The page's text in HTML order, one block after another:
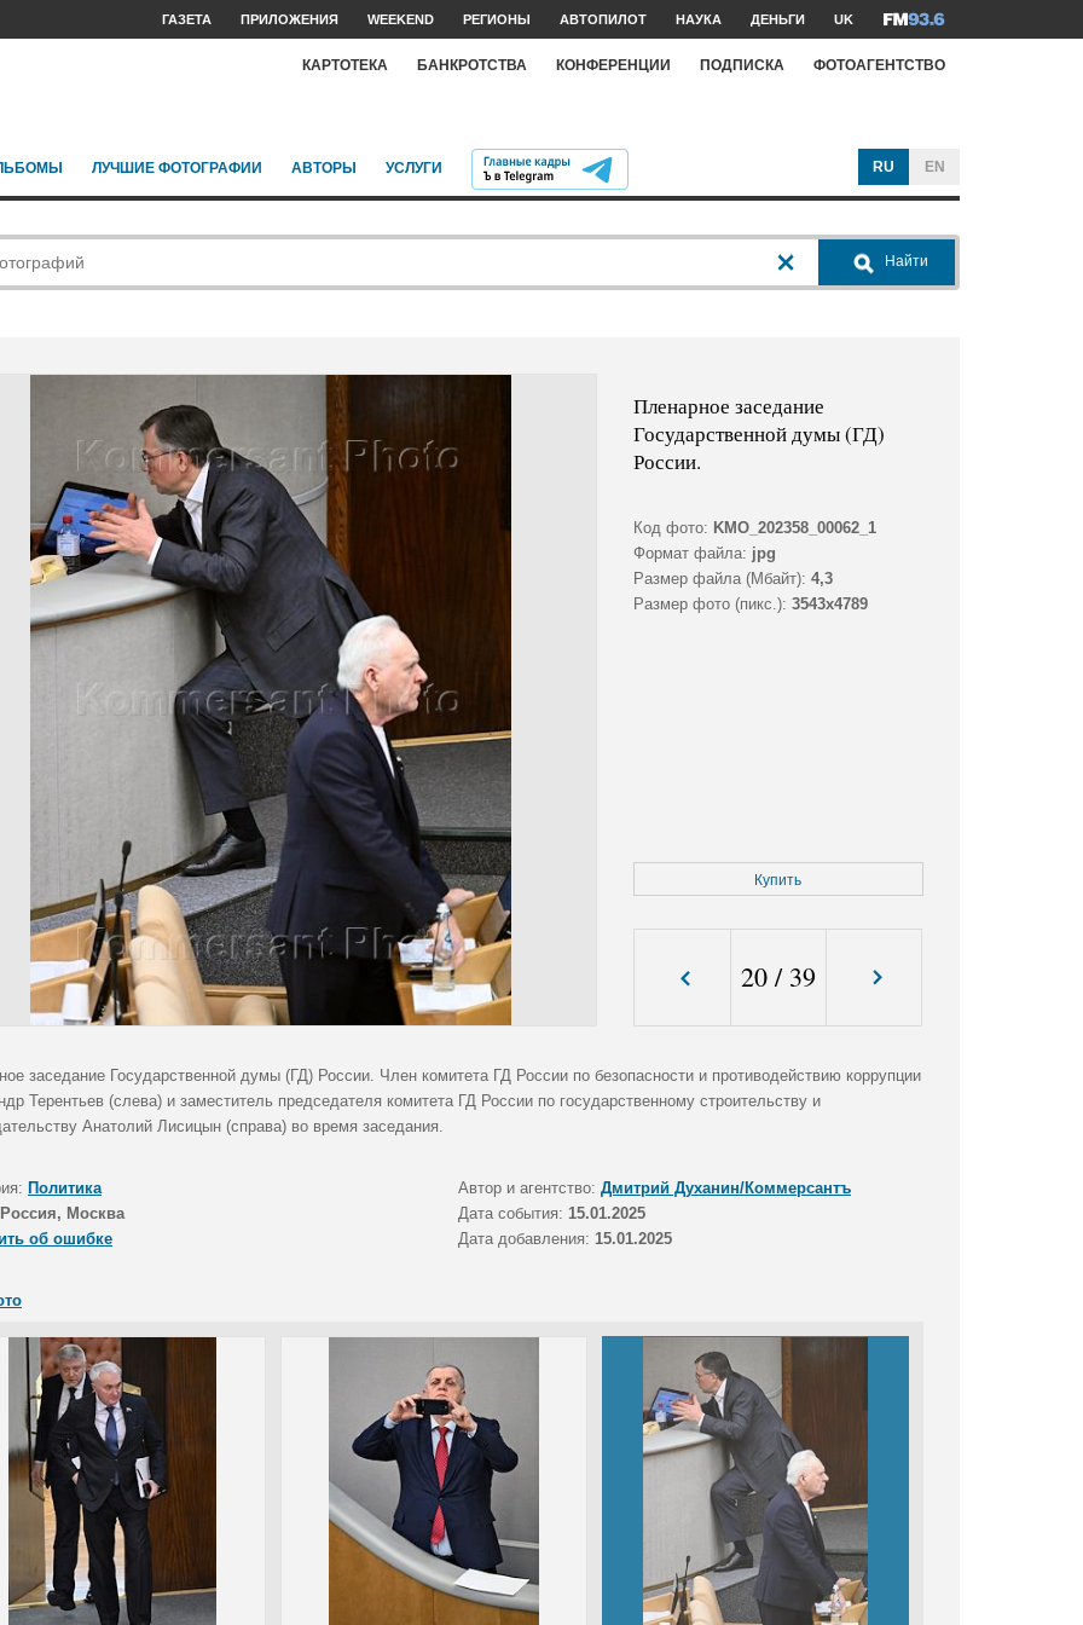
ГАЗЕТА ПРИЛОЖЕНИЯ WEEKEND РЕГИОНЫ АВТОПИЛОТ НАУКА ДЕНЬГИ UK
КАРТОТЕКА БАНКРОТСТВА КОНФЕРЕНЦИИ ПОДПИСКА ФОТОАГЕНТСТВО
ЛУЧШИЕ ФОТОГРАФИИ АВТОРЫ УСЛУГИ RU EN
Найти
Пленарное заседание
Государственной думы (ГД)
России.
Код фото: KMO_202358_00062_1
Формат файла: jpg
Размер файла (Мбайт): 4,3
Размер фото (пикс.): 3543x4789
Купить
20/ 39
заседание Государственной думы (ГД) России. Член комитета ГД России по безопасности и противодействию коррупции
Терентьев (слева) и заместитель председателя комитета ГД России по государственному строительству и
Анатолий Лисицын (справа) во время заседания.
Политика Автор и агентство: Дмитрий Духанин/Коммерсантъ
Россия, Москва Дата события: 15.01.2025
об ошибке
Дата добавления: 15.01.2025